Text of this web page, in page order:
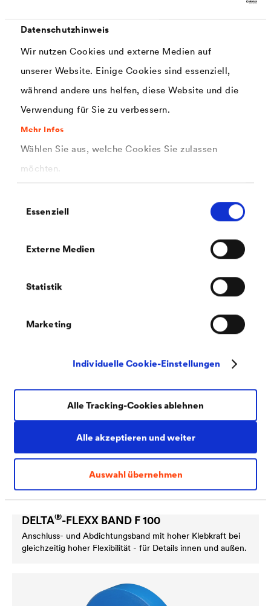
Datenschutzhinweis
Wir nutzen Cookies und externe Medien auf
unserer Website. Einige Cookies sind essenziell,
während andere uns helfen, diese Website und die
Verwendung für Sie zu verbessern.
Mehr Infos
Wählen Sie aus, welche Cookies Sie zulassen
möchten.
Essenziell
Externe Medien
Statistik
Marketing
Individuelle Cookie-Einstellungen
Alle akzeptieren und weiter
Auswahl übernehmen
Alle Tracking-Cookies ablehnen
DELTA-MULTI-BAND
höchster Klebekraft für den Innen- und Außenbereich.
Klebeband zur Abdichtung schwierigster, dreidimensionaler
DELTA®-FLEXX BAND F 100
Anschluss- und Abdichtungsband mit hoher Klebkraft bei
gleichzeitig hoher Flexibilität - für Details innen und außen.